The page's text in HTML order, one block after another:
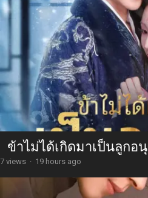
ข้าไม่ได้เกิดมาเป็นลูกอนุ
7 views · 19 hours ago